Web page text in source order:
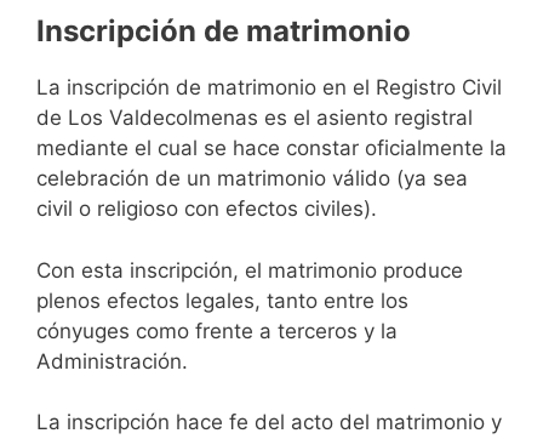
Inscripción de matrimonio
La inscripción de matrimonio en el Registro Civil
de Los Valdecolmenas es el asiento registral
mediante el cual se hace constar oficialmente la
celebración de un matrimonio válido (ya sea
civil o religioso con efectos civiles).
Con esta inscripción, el matrimonio produce
plenos efectos legales, tanto entre los
cónyuges como frente a terceros y la
Administración.
La inscripción hace fe del acto del matrimonio y